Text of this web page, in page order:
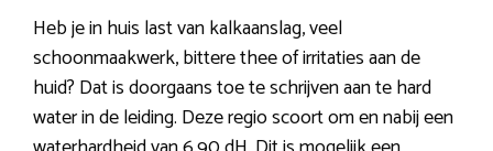
Heb je in huis last van kalkaanslag, veel
schoonmaakwerk, bittere thee of irritaties aan de
huid? Dat is doorgaans toe te schrijven aan te hard
water in de leiding. Deze regio scoort om en nabij een